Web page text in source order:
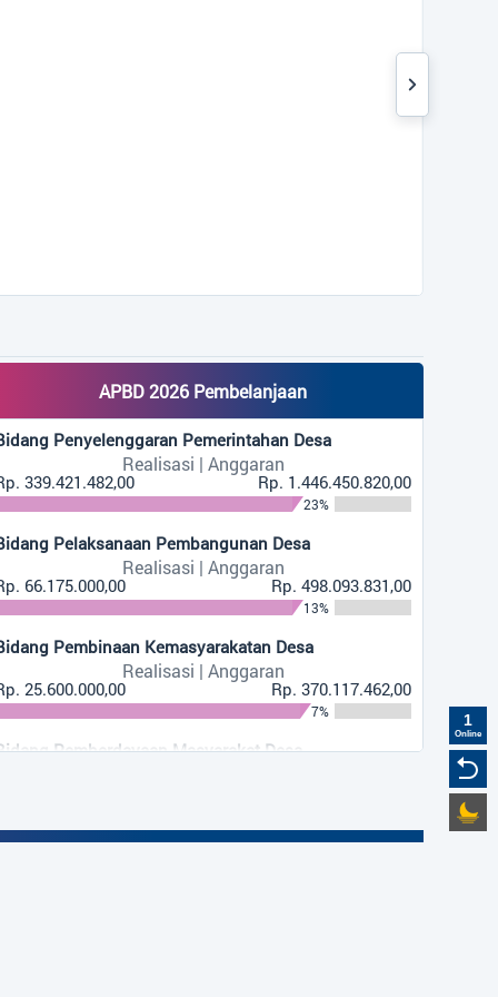
APBD 2026 Pembelanjaan
Penyelenggaran Pemerintahan Desa
Realisasi | Anggaran
339.421.482,00 Rp. 1.446.450.820,00
Pelaksanaan Pembangunan Desa
Realisasi | Anggaran
66.175.000,00 Rp. 498.093.831,00
Pembinaan Kemasyarakatan Desa
Realisasi | Anggaran
25.600.000,00 Rp. 370.117.462,00
Pemberdayaan Masyarakat Desa
1
Online